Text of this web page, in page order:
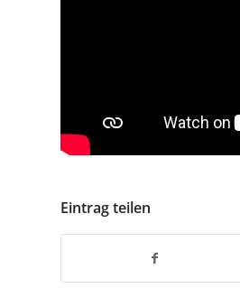
Eintrag teilen